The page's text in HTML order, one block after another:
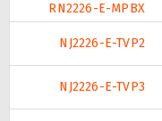
RN2226-E-MPBX
NJ2226-E-TVP2
NJ2226-E-TVP3